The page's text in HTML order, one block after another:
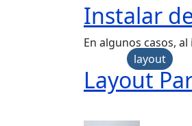
Instalar
En algunos casos,
layout
Layout